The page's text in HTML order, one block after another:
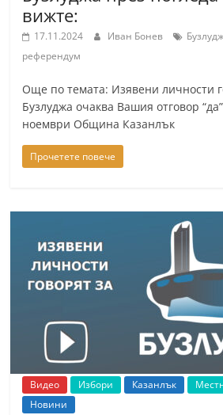
вижте:
17.11.2024 Иван Бонев
референдум
Още по темата: Изявени личности
Бузлуджа очаква Вашия отговор
ноември Община Казанлък
Прочетете повече
Видео Избори Казанлък
Новини